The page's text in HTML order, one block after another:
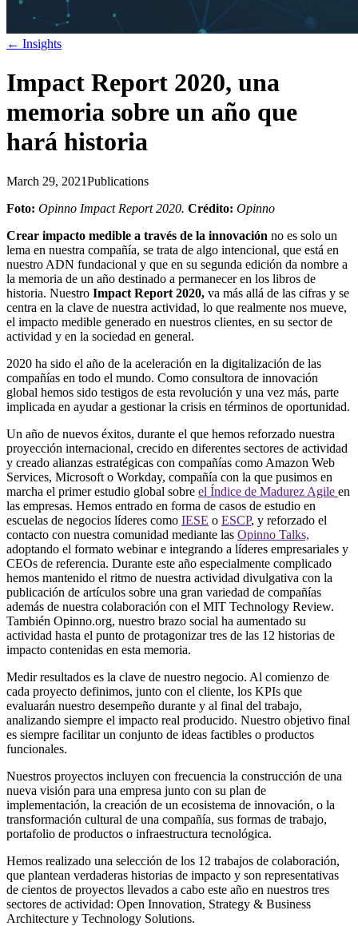
← Insights
Impact Report 2020, una
memoria sobre un año que
hará historia
March 29, 2021Publications
Foto: Opinno Impact Report 2020. Crédito: Opinno
Crear impacto medible a través de la innovación no es solo un
lema en nuestra compañía, se trata de algo intencional, que está en
nuestro ADN fundacional y que en su segunda edición da nombre a
la memoria de un año destinado a permanecer en los libros de
historia. Nuestro Impact Report 2020, va más allá de las cifras y se
centra en la clave de nuestra actividad, lo que realmente nos mueve,
el impacto medible generado en nuestros clientes, en su sector de
actividad y en la sociedad en general.
2020 ha sido el año de la aceleración en la digitalización de las
compañías en todo el mundo. Como consultora de innovación
global hemos sido testigos de esta revolución y una vez más, parte
implicada en ayudar a gestionar la crisis en términos de oportunidad.
Un año de nuevos éxitos, durante el que hemos reforzado nuestra
proyección internacional, crecido en diferentes sectores de actividad
y creado alianzas estratégicas con compañías como Amazon Web
Services, Microsoft o Workday, compañía con la que pusimos en
marcha el primer estudio global sobre el Índice de Madurez Agile en
las empresas. Hemos entrado en forma de casos de estudio en
escuelas de negocios líderes como IESE o ESCP, y reforzado el
contacto con nuestra comunidad mediante las Opinno Talks,
adoptando el formato webinar e integrando a líderes empresariales y
CEOs de referencia. Durante este año especialmente complicado
hemos mantenido el ritmo de nuestra actividad divulgativa con la
publicación de artículos sobre una gran variedad de compañías
además de nuestra colaboración con el MIT Technology Review.
También Opinno.org, nuestro brazo social ha aumentado su
actividad hasta el punto de protagonizar tres de las 12 historias de
impacto contenidas en esta memoria.
Medir resultados es la clave de nuestro negocio. Al comienzo de
cada proyecto definimos, junto con el cliente, los KPIs que
evaluarán nuestro desempeño durante y al final del trabajo,
analizando siempre el impacto real producido. Nuestro objetivo final
es siempre facilitar un conjunto de ideas factibles o productos
funcionales.
Nuestros proyectos incluyen con frecuencia la construcción de una
nueva visión para una empresa junto con su plan de
implementación, la creación de un ecosistema de innovación, o la
transformación cultural de una compañía, sus formas de trabajo,
portafolio de productos o infraestructura tecnológica.
Hemos realizado una selección de los 12 trabajos de colaboración,
que plantean verdaderas historias de impacto y son representativas
de cientos de proyectos llevados a cabo este año en nuestros tres
sectores de actividad: Open Innovation, Strategy & Business
Architecture y Technology Solutions.